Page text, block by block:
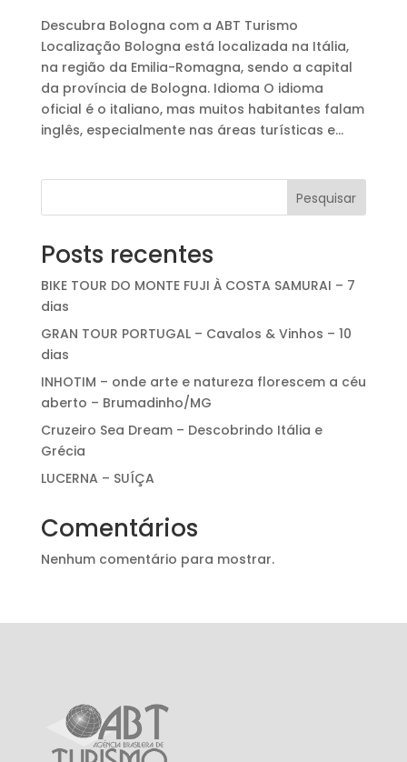
Descubra Bologna com a ABT Turismo
Localização Bologna está localizada na Itália,
na região da Emilia-Romagna, sendo a capital
da província de Bologna. Idioma O idioma
oficial é o italiano, mas muitos habitantes falam
inglês, especialmente nas áreas turísticas e...
Pesquisar
Posts recentes
BIKE TOUR DO MONTE FUJI À COSTA SAMURAI – 7
dias
GRAN TOUR PORTUGAL – Cavalos & Vinhos – 10
dias
INHOTIM – onde arte e natureza florescem a céu
aberto – Brumadinho/MG
Cruzeiro Sea Dream – Descobrindo Itália e
Grécia
LUCERNA – SUÍÇA
Comentários
Nenhum comentário para mostrar.